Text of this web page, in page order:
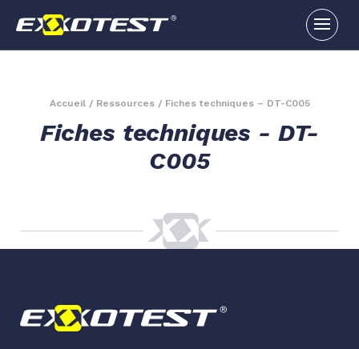
Accueil/ Ressources/ Fiches techniques – DT-C005
Fiches techniques - DT-
C005